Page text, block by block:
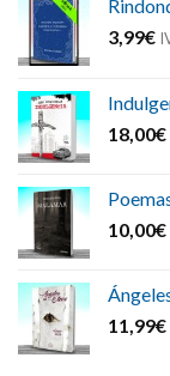
3,99€
18,00€
10,00€
11,99€